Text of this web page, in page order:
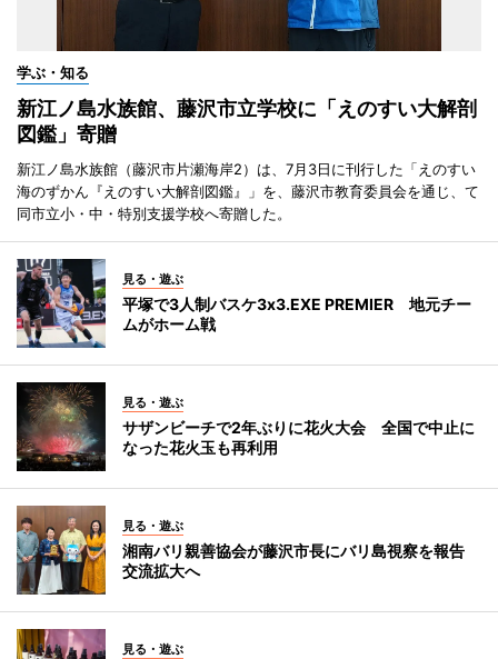
学ぶ・知る
新江ノ島水族館、藤沢市立学校に「えのすい大解剖
図鑑」寄贈
新江ノ島水族館（藤沢市片瀬海岸2）は、7月3日に刊行した「えのすい
海のずかん『えのすい大解剖図鑑』」を、藤沢市教育委員会を通じ、て
同市立小・中・特別支援学校へ寄贈した。
見る・遊ぶ
平塚で3人制バスケ3x3.EXE PREMIER 地元チー
ムがホーム戦
見る・遊ぶ
サザンビーチで2年ぶりに花火大会 全国で中止に
なった花火玉も再利用
見る・遊ぶ
湘南バリ親善協会が藤沢市長にバリ島視察を報告
交流拡大へ
見る・遊ぶ